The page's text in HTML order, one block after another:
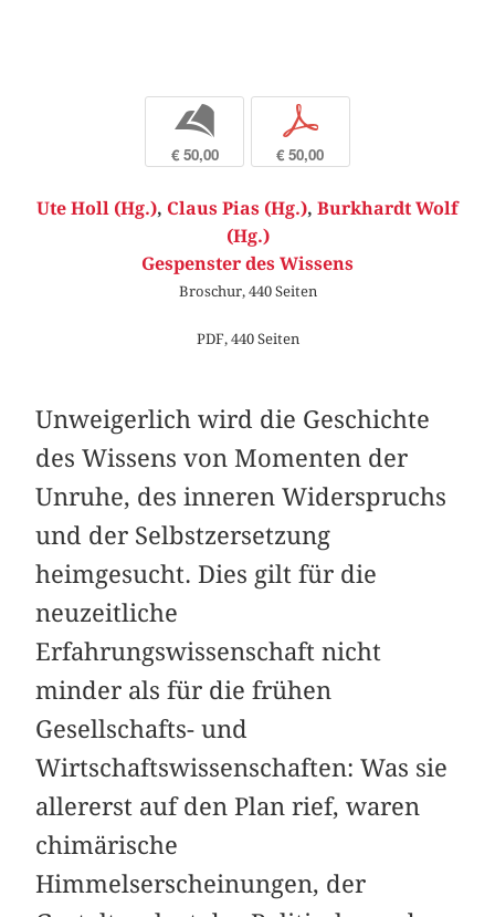
b
€ 50,00
p
€ 50,00
Ute Holl (Hg.), Claus Pias (Hg.), Burkhardt Wolf
(Hg.)
Gespenster des Wissens
Broschur, 440 Seiten
PDF, 440 Seiten
Unweigerlich wird die Geschichte
des Wissens von Momenten der
Unruhe, des inneren Widerspruchs
und der Selbstzersetzung
heimgesucht. Dies gilt für die
neuzeitliche
Erfahrungswissenschaft nicht
minder als für die frühen
Gesellschafts- und
Wirtschaftswissenschaften: Was sie
allererst auf den Plan rief, waren
chimärische
Himmelserscheinungen, der